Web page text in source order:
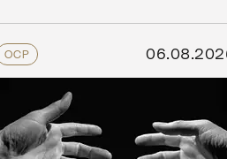
OCP